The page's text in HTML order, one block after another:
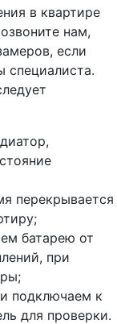
в квартире
нам,
если
специалиста.
перекрывается
батарею от
при
подключаем к
для проверки.